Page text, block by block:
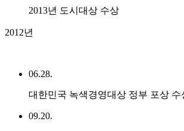
2013년 도시대상 수상
2012년
06.28.
대한민국 녹색경영대상 정부 포상 수
09.20.